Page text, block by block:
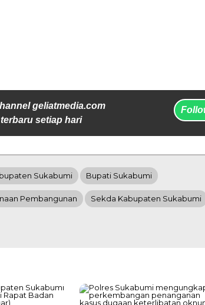
geliatmedia.com
setiap hari
Sukabumi Bupati Sukabumi
Pembangunan Sekda Kabupaten Sukabumi